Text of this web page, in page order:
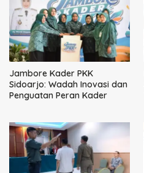
Jambore Kader PKK
Sidoarjo: Wadah Inovasi dan
Penguatan Peran Kader